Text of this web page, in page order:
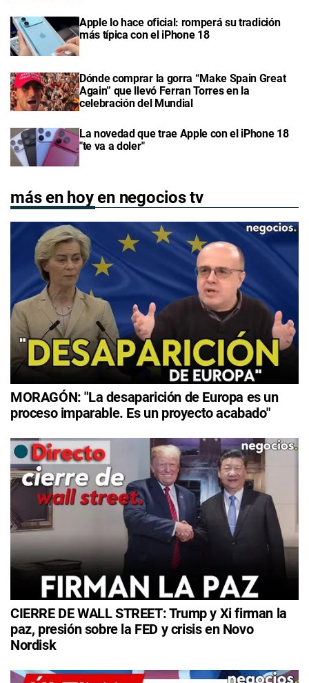
Apple lo hace oficial: romperá su tradición
más típica con el iPhone 18
Dónde comprar la gorra “Make Spain Great
Again” que llevó Ferran Torres en la
celebración del Mundial
La novedad que trae Apple con el iPhone 18
"te va a doler"
más en hoy en negocios tv
MORAGÓN: "La desaparición de Europa es un
proceso imparable. Es un proyecto acabado"
CIERRE DE WALL STREET: Trump y Xi firman la
paz, presión sobre la FED y crisis en Novo
Nordisk